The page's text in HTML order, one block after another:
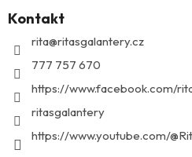
aKontakt
rita@ritasgalantery.cz
777 757 670
https://www.facebook.com/
ritasgalantery
https://www.youtube.com/